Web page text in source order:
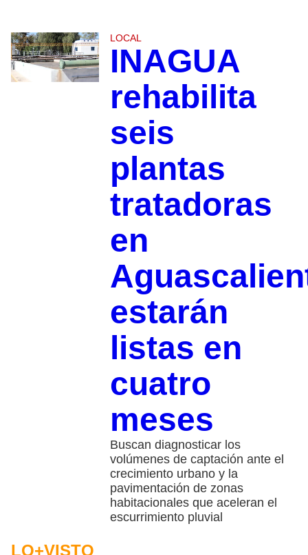
LOCAL
INAGUA
rehabilita
seis
plantas
tratadoras
en
estarán
listas en
cuatro
meses
Buscan diagnosticar los
volúmenes de captación ante el
crecimiento urbano y la
pavimentación de zonas
habitacionales que aceleran el
escurrimiento pluvial
LO+VISTO